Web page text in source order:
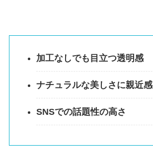
加工なしでも目立つ透明感
ナチュラルな美しさに親近感
SNSでの話題性の高さ